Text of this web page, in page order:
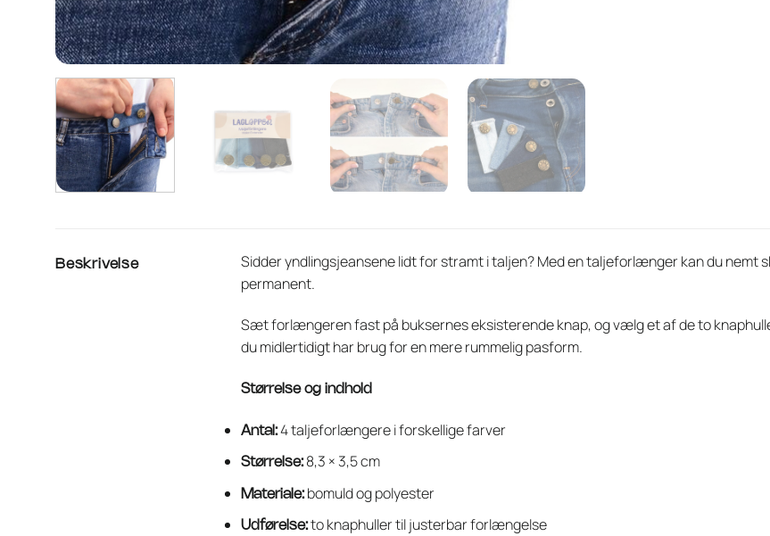
Beskrivelse
Sidder yndlingsjeansene lidt for stramt i taljen? Med en taljeforlænger kan du nemt
permanent.
Sæt forlængeren fast på buksernes eksisterende knap, og vælg et af de to
du midlertidigt har brug for en mere rummelig pasform.
Størrelse og indhold
Antal:4 taljeforlængere i forskellige farver
Størrelse:8,3 × 3,5 cm
Materiale:bomuld og polyester
Udførelse:to knaphuller til justerbar forlængelse